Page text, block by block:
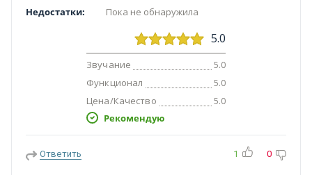
Недостатки:
Пока не обнаружила
5.0
Звучание 5.0
Функционал 5.0
Цена/Качество 5.0
Рекомендую
Ответить 1 0